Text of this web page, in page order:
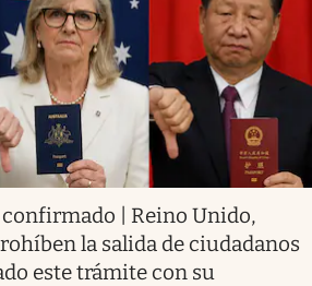
| Reino Unido,
la salida de ciudadanos
este trámite con su